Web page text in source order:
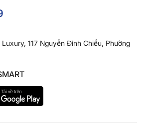
117 Nguyễn Đình Chiểu, Phường